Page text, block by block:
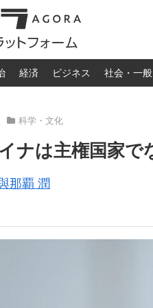
経済 ビジネス 社会・一般
科学・文化
ナは主権国家で
那覇 潤